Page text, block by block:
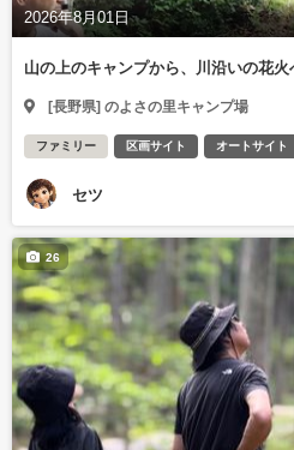
2026年8月01日
山の上のキャンプから、川沿いの花
[長野県] のよさの里キャンプ場
ファミリー 区画サイト オートサイト
セツ
26